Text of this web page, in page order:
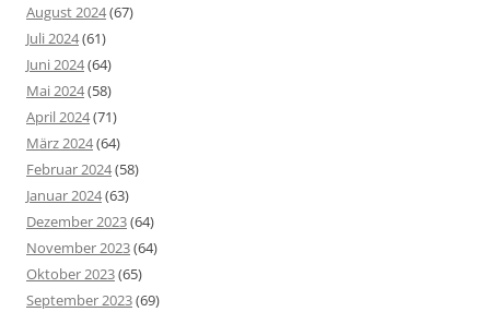
August 2024(67)
Juli 2024(61)
Juni 2024(64)
Mai 2024(58)
April 2024(71)
März 2024(64)
Februar 2024(58)
Januar 2024(63)
Dezember 2023(64)
November 2023(64)
Oktober 2023(65)
September 2023(69)